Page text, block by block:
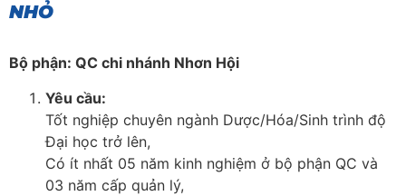
NHỎ
Bộ phận: QC chi nhánh Nhơn Hội
Yêu cầu:
Tốt nghiệp chuyên ngành Dược/Hóa/Sinh trình độ
Đại học trở lên,
Có ít nhất 05 năm kinh nghiệm ở bộ phận QC và
03 năm cấp quản lý,